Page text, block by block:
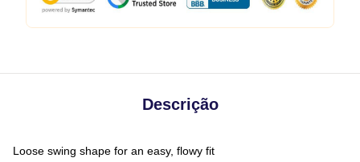
Descrição
Loose swing shape for an easy, flowy fit